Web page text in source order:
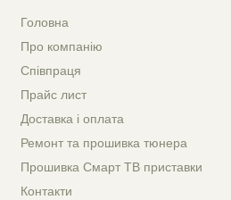
Головна
Про компанію
Співпраця
Прайс лист
Доставка і оплата
Ремонт та прошивка тюнера
Прошивка Смарт ТВ приставки
Контакти